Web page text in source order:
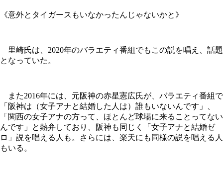
《意外とタイガースもいなかったんじゃないかと》
里崎氏は、2020年のバラエティ番組でもこの説を唱え、話題
となっていた。
また2016年には、元阪神の赤星憲広氏が、バラエティ番組で
「阪神は（女子アナと結婚した人は）誰もいないんです」、
「関西の女子アナの方って、ほとんど球場に来ることってない
んです」と熱弁しており、阪神も同じく「女子アナと結婚ゼ
ロ」説を唱える人も。さらには、楽天にも同様の説を唱える人
もいる。